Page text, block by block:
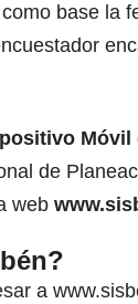
base la
Móvil
de
web
a